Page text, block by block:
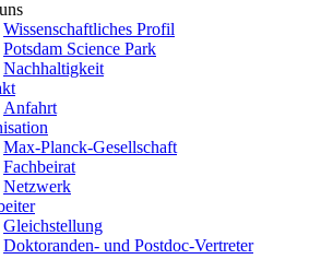
Wissenschaftliches Profil
Potsdam Science Park
Nachhaltigkeit
Anfahrt
Max-Planck-Gesellschaft
Fachbeirat
Netzwerk
Gleichstellung
Doktoranden- und Postdoc-Vertreter